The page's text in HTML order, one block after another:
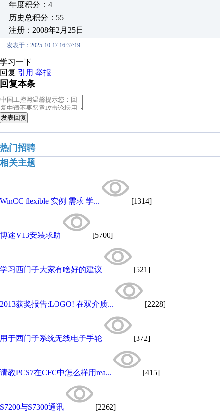
年度积分：4
历史总积分：55
注册：2008年2月25日
发表于：2025-10-17 16:37:19
学习一下
回复 引用 举报
回复本条
发表回复
热门招聘
相关主题
WinCC flexible 实例 需求 学... [1314]
博途V13安装求助 [5700]
学习西门子大家有啥好的建议 [521]
2013获奖报告:LOGO! 在双介质... [2228]
用于西门子系统无线电子手轮 [372]
请教PCS7在CFC中怎么样用rea... [415]
S7200与S7300通讯 [2262]